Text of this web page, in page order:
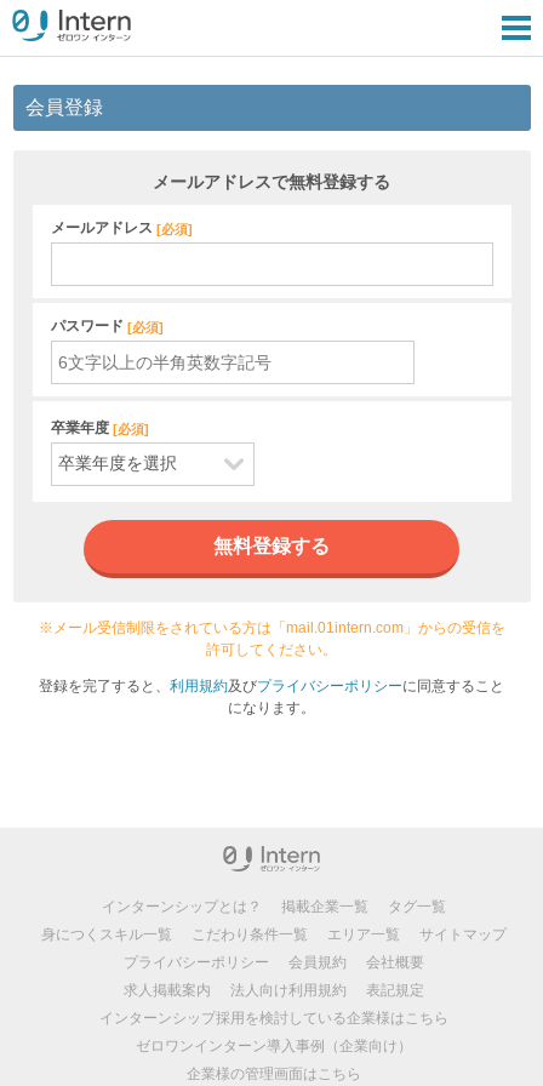
会員登録
メールアドレスで無料登録する
メールアドレス [必須]
パスワード [必須]
卒業年度 [必須]
無料登録する
※メール受信制限をされている方は「mail.01intern.com」からの受信を
許可してください。
登録を完了すると、 利用規約及びプライバシーポリシーに同意すること
になります。
インターンシップとは？ 掲載企業一覧
タグ一覧
身につくスキル一覧
こだわり条件一覧 エリア一覧
サイトマップ
プライバシーポリシー
会員規約
会社概要
求人掲載案内
法人向け利用規約
表記規定
インターンシップ採用を検討している企業様はこちら
ゼロワンインターン導入事例（企業向け）
企業様の管理画面はこちら